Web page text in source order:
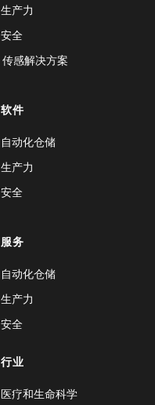
生产力
安全
传感解决方案
软件
自动化仓储
生产力
安全
服务
自动化仓储
生产力
安全
行业
医疗和生命科学